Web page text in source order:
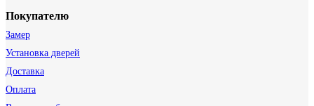
Покупателю
Замер
Установка дверей
Доставка
Оплата